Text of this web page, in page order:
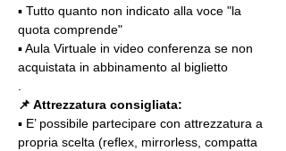
▪️ Tutto quanto non indicato alla voce "la
quota comprende"
▪️ Aula Virtuale in video conferenza se non
acquistata in abbinamento al biglietto
📌 Attrezzatura consigliata:
▪️ E’ possibile partecipare con attrezzatura a
propria scelta (reflex, mirrorless, compatta